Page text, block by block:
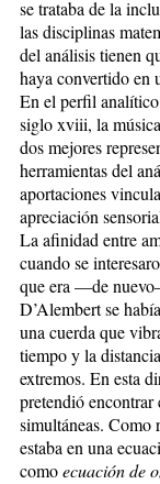
se trataba de la
las disciplinas
del análisis tienen
haya convertido en
En el perfil
siglo xviii, la
dos mejores
herramientas del
aportaciones
apreciación
La afinidad entre
cuando se
que era —de
D’Alembert se
una cuerda que
tiempo y la
extremos. En esta
pretendió
simultáneas. Como
estaba en una
comoecuación de